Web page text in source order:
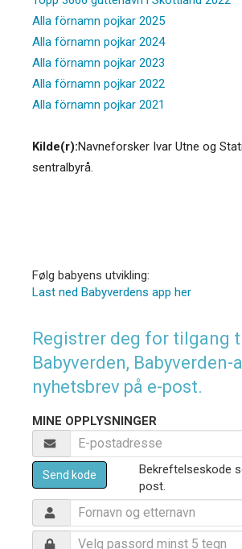
Alla förnamn pojkar 2025
Alla förnamn pojkar 2024
Alla förnamn pojkar 2023
Alla förnamn pojkar 2022
Alla förnamn pojkar 2021
Kilde(r):Navneforsker Ivar Utne og
sentralbyrå.
Følg babyens utvikling:
Last ned Babyverdens app her
Registrer deg for tilgang
Babyverden, Babyverden-
nyhetsbrev på e-post.
MINE OPPLYSNINGER
Send kode
Bekreftelseskode
post.